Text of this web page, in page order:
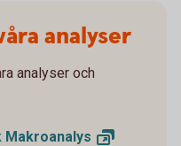
analyser
analyser och
Makroanalys